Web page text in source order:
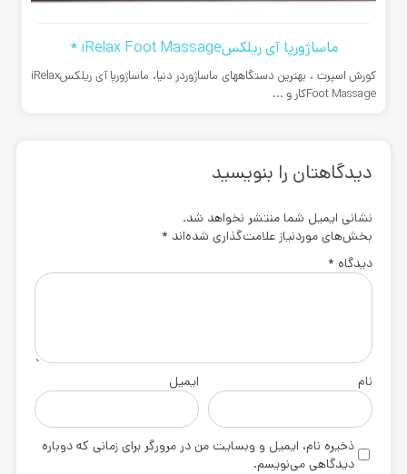
ماساژورپا آی ریلکسiRelax Foot Massage *
کورش اسپرت ، بهترین دستگاههای ماساژوردر دنیا، ماساژورپا آی ریلکسiRelax
Foot Massageکار و ...
دیدگاهتان را بنویسید
نشانی ایمیل شما منتشر نخواهد شد.
بخش‌های موردنیاز علامت‌گذاری شده‌اند *
دیدگاه *
نام ایمیل
ذخیره نام، ایمیل و وبسایت من در مرورگر برای زمانی که دوباره
دیدگاهی می‌نویسم.